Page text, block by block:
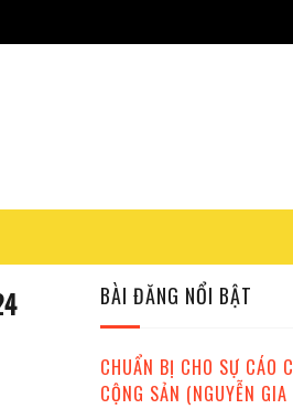
BÀI ĐĂNG NỔI BẬT
CHUẨN BỊ CHO SỰ CÁO
CỘNG SẢN (NGUYỄN GIA